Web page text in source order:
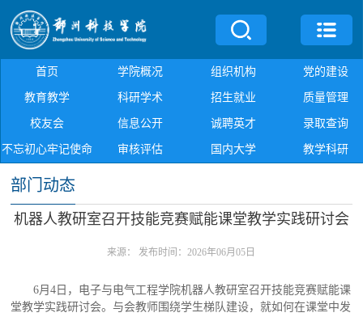
首页 学院概况 组织机构 党的建设
教育教学 科研学术 招生就业 质量管理
校友会 信息公开 诚聘英才 录取查询
不忘初心牢记使命 审核评估 国内大学 教学科研
部门动态
机器人教研室召开技能竞赛赋能课堂教学实践研讨会
来源： 发布时间：2026年06月05日
6月4日，电子与电气工程学院机器人教研室召开技能竞赛赋能课
堂教学实践研讨会。与会教师围绕学生梯队建设，就如何在课堂中发